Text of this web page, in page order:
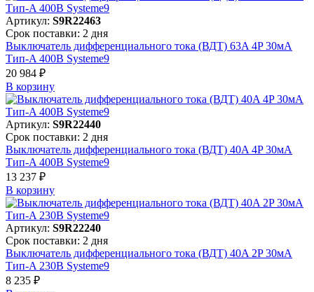
Артикул: S9R22463
Срок поставки: 2 дня
Выключатель дифференциального тока (ВДТ) 63A 4P 30мА
Тип-A 400В Systeme9
20 984 ₽
В корзинy
Артикул: S9R22440
Срок поставки: 2 дня
Выключатель дифференциального тока (ВДТ) 40A 4P 30мА
Тип-A 400В Systeme9
13 237 ₽
В корзинy
Артикул: S9R22240
Срок поставки: 2 дня
Выключатель дифференциального тока (ВДТ) 40A 2P 30мА
Тип-A 230В Systeme9
8 235 ₽